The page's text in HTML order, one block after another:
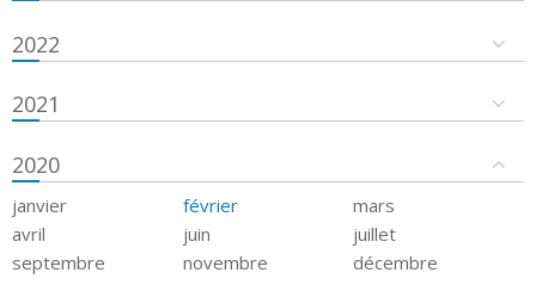
2022
2021
2020
janvier février
mars
avril
juin
juillet
septembre
novembre décembre